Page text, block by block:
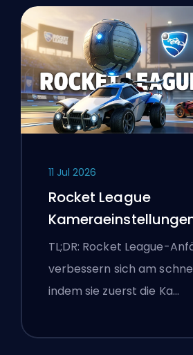
11 Jul 2026
Rocket League
erste
TL;DR: Rocket League-
verbessern sich am
indem sie zuerst die Ka…